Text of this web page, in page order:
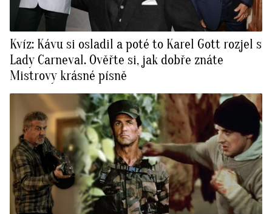
Kvíz: Kávu si osladil a poté to Karel Gott rozjel s
Lady Carneval. Ověřte si, jak dobře znáte
Mistrovy krásné písně